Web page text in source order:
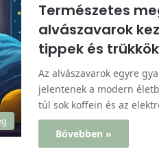
Természetes
alvászavarok
tippek és trükkök
Az alvászavarok egyre
jelentenek a modern
túl sok koffein és az
Bővebben »